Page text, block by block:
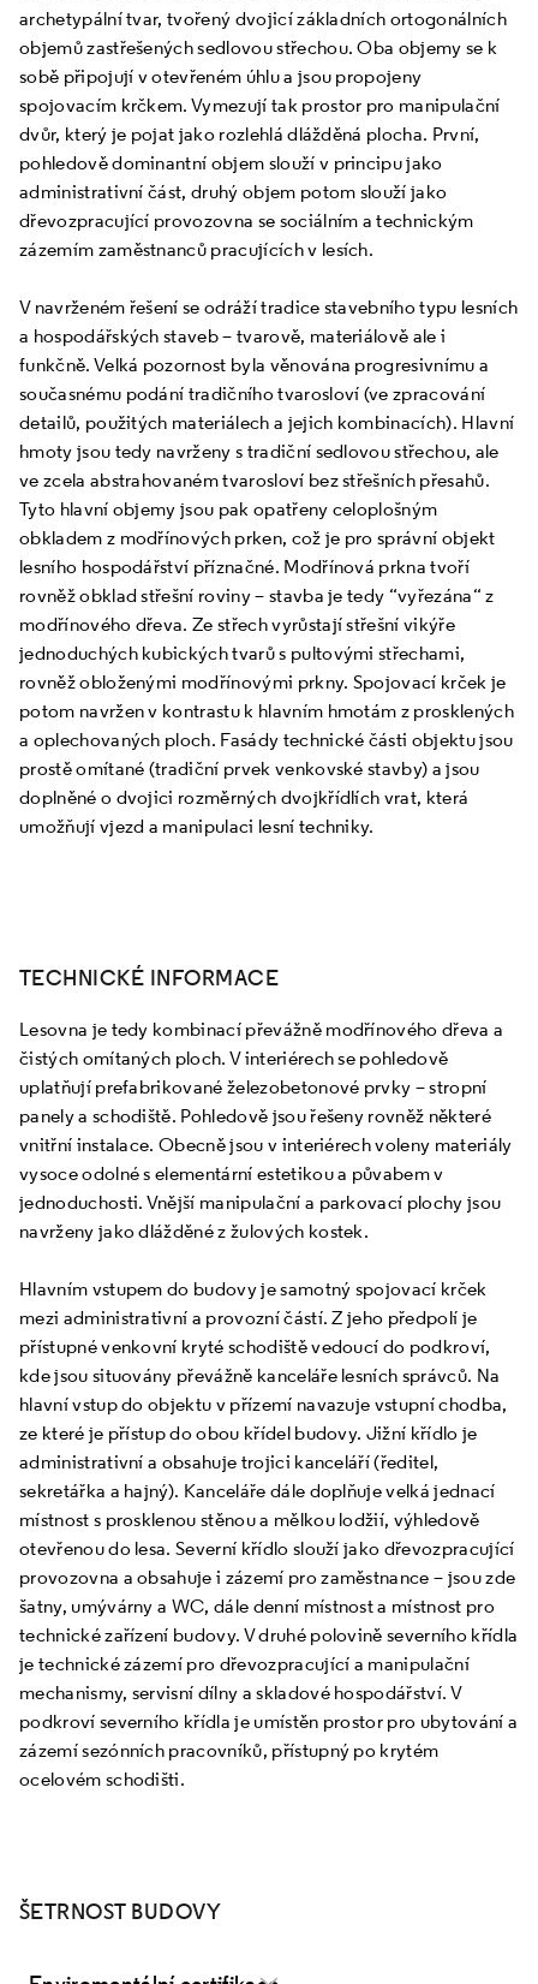
archetypální tvar, tvořený dvojicí základních ortogonálních
objemů zastřešených sedlovou střechou. Oba objemy se k
sobě připojují v otevřeném úhlu a jsou propojeny
spojovacím krčkem. Vymezují tak prostor pro manipulační
dvůr, který je pojat jako rozlehlá dlážděná plocha. První,
pohledově dominantní objem slouží v principu jako
administrativní část, druhý objem potom slouží jako
dřevozpracující provozovna se sociálním a technickým
zázemím zaměstnanců pracujících v lesích.
V navrženém řešení se odráží tradice stavebního typu lesních
a hospodářských staveb – tvarově, materiálově ale i
funkčně. Velká pozornost byla věnována progresivnímu a
současnému podání tradičního tvarosloví (ve zpracování
detailů, použitých materiálech a jejich kombinacích). Hlavní
hmoty jsou tedy navrženy s tradiční sedlovou střechou, ale
ve zcela abstrahovaném tvarosloví bez střešních přesahů.
Tyto hlavní objemy jsou pak opatřeny celoplošným
obkladem z modřínových prken, což je pro správní objekt
lesního hospodářství příznačné. Modřínová prkna tvoří
rovněž obklad střešní roviny – stavba je tedy “vyřezána“ z
modřínového dřeva. Ze střech vyrůstají střešní vikýře
jednoduchých kubických tvarů s pultovými střechami,
rovněž obloženými modřínovými prkny. Spojovací krček je
potom navržen v kontrastu k hlavním hmotám z prosklených
a oplechovaných ploch. Fasády technické části objektu jsou
prostě omítané (tradiční prvek venkovské stavby) a jsou
doplněné o dvojici rozměrných dvojkřídlích vrat, která
umožňují vjezd a manipulaci lesní techniky.
TECHNICKÉ INFORMACE
Lesovna je tedy kombinací převážně modřínového dřeva a
čistých omítaných ploch. V interiérech se pohledově
uplatňují prefabrikované železobetonové prvky – stropní
panely a schodiště. Pohledově jsou řešeny rovněž některé
vnitřní instalace. Obecně jsou v interiérech voleny materiály
vysoce odolné s elementární estetikou a půvabem v
jednoduchosti. Vnější manipulační a parkovací plochy jsou
navrženy jako dlážděné z žulových kostek.
Hlavním vstupem do budovy je samotný spojovací krček
mezi administrativní a provozní částí. Z jeho předpolí je
přístupné venkovní kryté schodiště vedoucí do podkroví,
kde jsou situovány převážně kanceláře lesních správců. Na
hlavní vstup do objektu v přízemí navazuje vstupní chodba,
ze které je přístup do obou křídel budovy. Jižní křídlo je
administrativní a obsahuje trojici kanceláří (ředitel,
sekretářka a hajný). Kanceláře dále doplňuje velká jednací
místnost s prosklenou stěnou a mělkou lodžií, výhledově
otevřenou do lesa. Severní křídlo slouží jako dřevozpracující
provozovna a obsahuje i zázemí pro zaměstnance – jsou zde
šatny, umývárny a WC, dále denní místnost a místnost pro
technické zařízení budovy. V druhé polovině severního křídla
je technické zázemí pro dřevozpracující a manipulační
mechanismy, servisní dílny a skladové hospodářství. V
podkroví severního křídla je umístěn prostor pro ubytování a
zázemí sezónních pracovníků, přístupný po krytém
ocelovém schodišti.
ŠETRNOST BUDOVY